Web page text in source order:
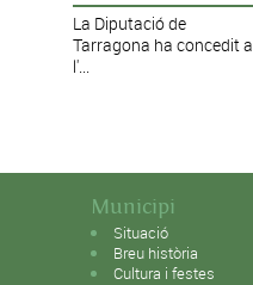
La Diputació de
Tarragona ha concedit a
l'...
Municipi
Situació
Breu història
Cultura i festes